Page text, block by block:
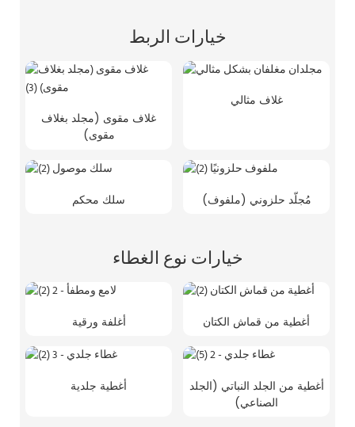
خيارات الربط
غلاف مقوى (مجلد بغلاف
مقوى)
غلاف مثالي
سلك محكم مُجلّد حلزوني (ملفوف)
خيارات نوع الغطاء
أغلفة ورقية أغطية من قماش الكتان
أغطية جلدية
أغطية من الجلد النباتي (الجلد
الصناعي)